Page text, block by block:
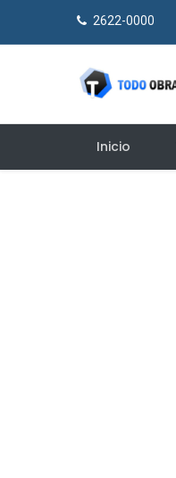
2622-0000​
Inicio